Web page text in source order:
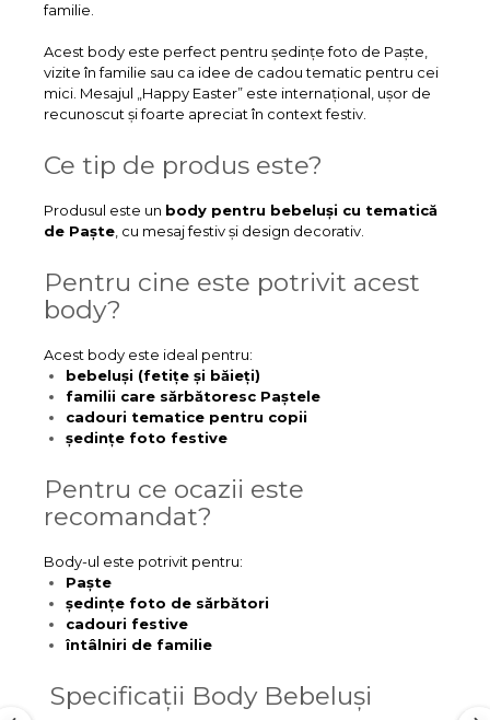
familie.
Acest body este perfect pentru ședințe foto de Paște,
vizite în familie sau ca idee de cadou tematic pentru cei
mici. Mesajul „Happy Easter” este internațional, ușor de
recunoscut și foarte apreciat în context festiv.
Ce tip de produs este?
Produsul este un body pentru bebeluși cu tematică
de Paște , cu mesaj festiv și design decorativ.
Pentru cine este potrivit acest
body?
Acest body este ideal pentru:
bebeluși (fetițe și băieți)
familii care sărbătoresc Paștele
cadouri tematice pentru copii
ședințe foto festive
Pentru ce ocazii este
recomandat?
Body-ul este potrivit pentru:
Paște
ședințe foto de sărbători
cadouri festive
întâlniri de familie
Specificații Body Bebeluși